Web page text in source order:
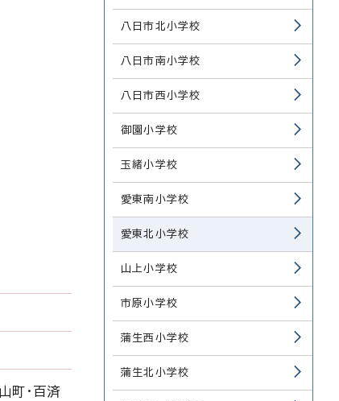
町・百済
八日市北小学校
八日市南小学校
八日市西小学校
御園小学校
玉緒小学校
愛東南小学校
愛東北小学校
山上小学校
市原小学校
蒲生西小学校
蒲生北小学校